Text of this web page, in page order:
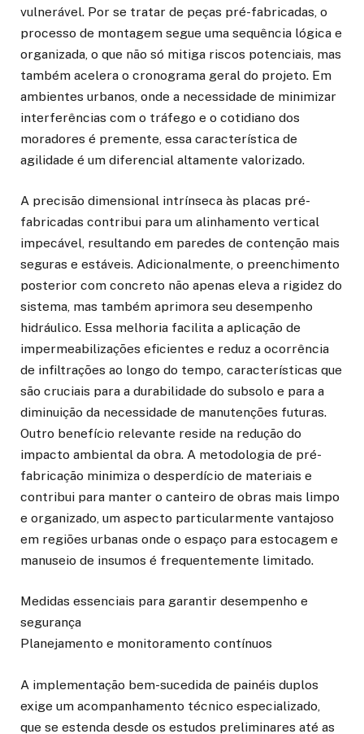
vulnerável. Por se tratar de peças pré-fabricadas, o
processo de montagem segue uma sequência lógica e
organizada, o que não só mitiga riscos potenciais, mas
também acelera o cronograma geral do projeto. Em
ambientes urbanos, onde a necessidade de minimizar
interferências com o tráfego e o cotidiano dos
moradores é premente, essa característica de
agilidade é um diferencial altamente valorizado.
A precisão dimensional intrínseca às placas pré-
fabricadas contribui para um alinhamento vertical
impecável, resultando em paredes de contenção mais
seguras e estáveis. Adicionalmente, o preenchimento
posterior com concreto não apenas eleva a rigidez do
sistema, mas também aprimora seu desempenho
hidráulico. Essa melhoria facilita a aplicação de
impermeabilizações eficientes e reduz a ocorrência
de infiltrações ao longo do tempo, características que
são cruciais para a durabilidade do subsolo e para a
diminuição da necessidade de manutenções futuras.
Outro benefício relevante reside na redução do
impacto ambiental da obra. A metodologia de pré-
fabricação minimiza o desperdício de materiais e
contribui para manter o canteiro de obras mais limpo
e organizado, um aspecto particularmente vantajoso
em regiões urbanas onde o espaço para estocagem e
manuseio de insumos é frequentemente limitado.
Medidas essenciais para garantir desempenho e
segurança
Planejamento e monitoramento contínuos
A implementação bem-sucedida de painéis duplos
exige um acompanhamento técnico especializado,
que se estenda desde os estudos preliminares até as